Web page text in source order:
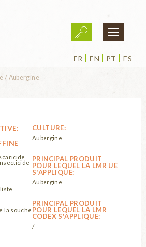
FR EN PT ES
/ Aubergine
la souche
CULTURE:
Aubergine
PRINCIPAL PRODUIT
POUR LEQUEL LA LMR UE
S'APPLIQUE:
Aubergine
PRINCIPAL PRODUIT
POUR LEQUEL LA LMR
CODEX S'APPLIQUE:
/